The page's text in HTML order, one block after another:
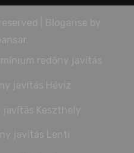
redőny javítás
javítás Héviz
Keszthely
javítás Lenti